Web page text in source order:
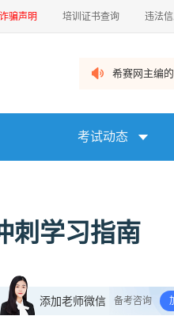
骗声明 培训证书查询 违法
希赛网主编
考试动态
刺学习指南
添加老师微信 备考咨询